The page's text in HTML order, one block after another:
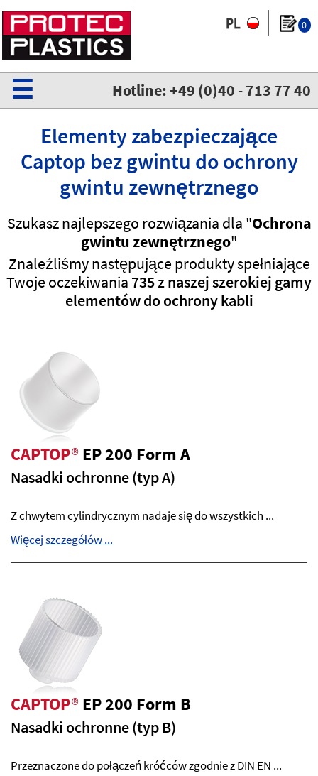
0
Hotline: +49 (0)40 - 713 77 40
☰
Elementy zabezpieczające
Captop bez gwintu do ochrony
gwintu zewnętrznego
Szukasz najlepszego rozwiązania dla "Ochrona
gwintu zewnętrznego"
Znaleźliśmy następujące produkty spełniające
Twoje oczekiwania 735 z naszej szerokiej gamy
elementów do ochrony kabli
CAPTOP®EP 200 Form A
Nasadki ochronne (typ A)
Z chwytem cylindrycznym nadaje się do wszystkich ...
Więcej szczegółów ...
CAPTOP®EP 200 Form B
Nasadki ochronne (typ B)
Przeznaczone do połączeń króćców zgodnie z DIN EN ...